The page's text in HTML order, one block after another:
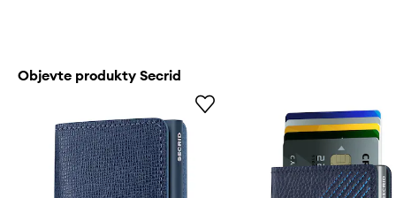
Objevte produkty Secrid